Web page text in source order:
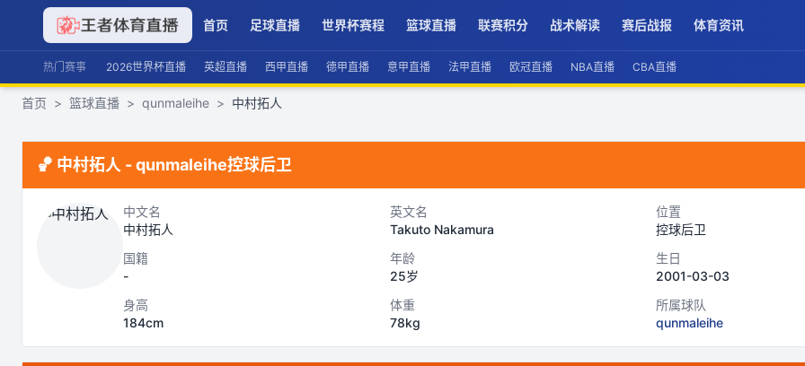
首页 足球直播 世界杯赛程 篮球直播 联赛积分 战术解读 赛后战报 体育资讯
热门赛事 2026世界杯直播 英超直播 西甲直播 德甲直播 意甲直播 法甲直播 欧冠直播 NBA直播 CBA直播
首页 > 篮球直播 > qunmaleihe > 中村拓人
🏀 中村拓人 -qunmaleihe控球后卫
中文名
中村拓人
英文名
Takuto Nakamura
位置
控球后卫
国籍
-
年龄
25岁
生日
2001-03-03
身高
184cm
体重
78kg
所属球队
qunmaleihe